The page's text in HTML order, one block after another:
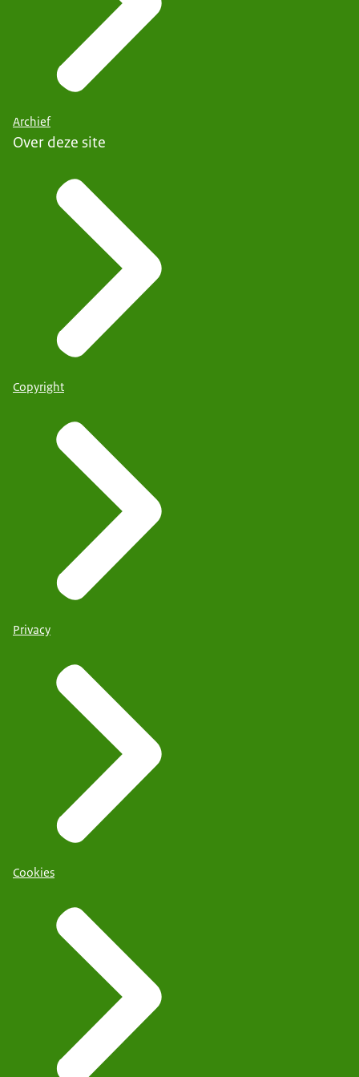
Archief
Over deze site
Copyright
Privacy
Cookies